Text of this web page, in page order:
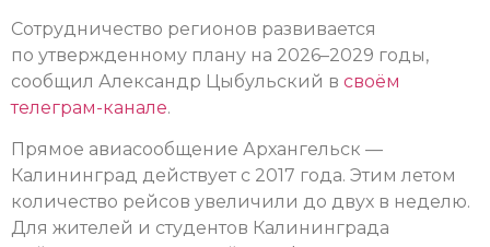
Сотрудничество регионов развивается
по утвержденному плану на 2026–2029 годы,
сообщил Александр Цыбульский в своём
телеграм-канале.
Прямое авиасообщение Архангельск —
Калининград действует с 2017 года. Этим летом
количество рейсов увеличили до двух в неделю.
Для жителей и студентов Калининграда